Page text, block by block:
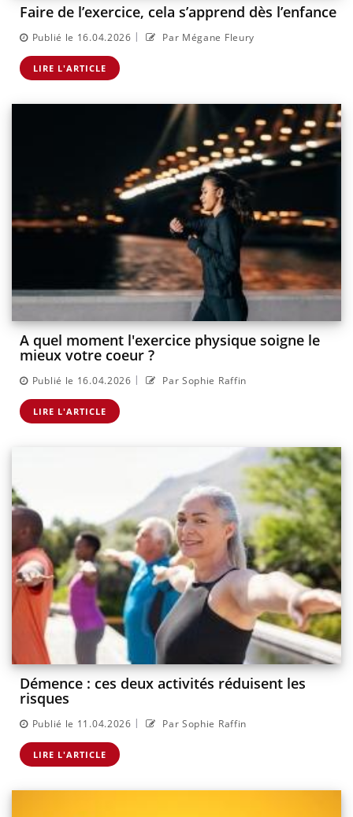
Faire de l’exercice, cela s’apprend dès l’enfance
Publié le 16.04.2026 | Par Mégane Fleury
LIRE L'ARTICLE
A quel moment l'exercice physique soigne le
mieux votre coeur ?
Publié le 16.04.2026 | Par Sophie Raffin
LIRE L'ARTICLE
Démence : ces deux activités réduisent les
risques
Publié le 11.04.2026 | Par Sophie Raffin
LIRE L'ARTICLE